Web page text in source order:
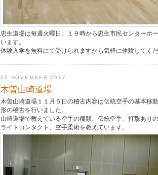
忠生道場は毎週火曜日、１９時から忠生市民センターホ
います。
体験入学を無料にて受けられますから気軽に体験してく
05 NOVEMBER 2017
木曽山崎道場
木曽山崎道場１１月５日の稽古内容は伝統空手の基本移
形の稽古を行いました。
山崎道場で教えている空手の種類、伝統空手、打撃あり
ライトコンタクト、空手柔術を教えています。